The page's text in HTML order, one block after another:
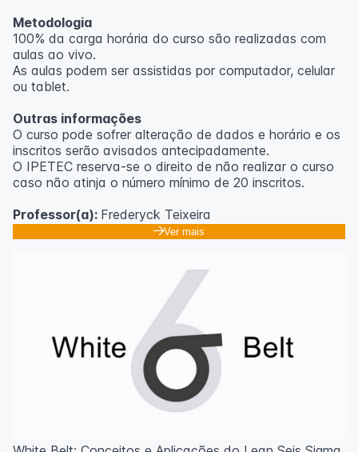
Metodologia
100% da carga horária do curso são realizadas com
aulas ao vivo.
As aulas podem ser assistidas por computador, celular
ou tablet.
Outras informações
O curso pode sofrer alteração de dados e horário e os
inscritos serão avisados ​​antecipadamente.
O IPETEC reserva-se o direito de não realizar o curso
caso não atinja o número mínimo de 20 inscritos.
Professor(a): Frederyck Teixeira
Ver mais